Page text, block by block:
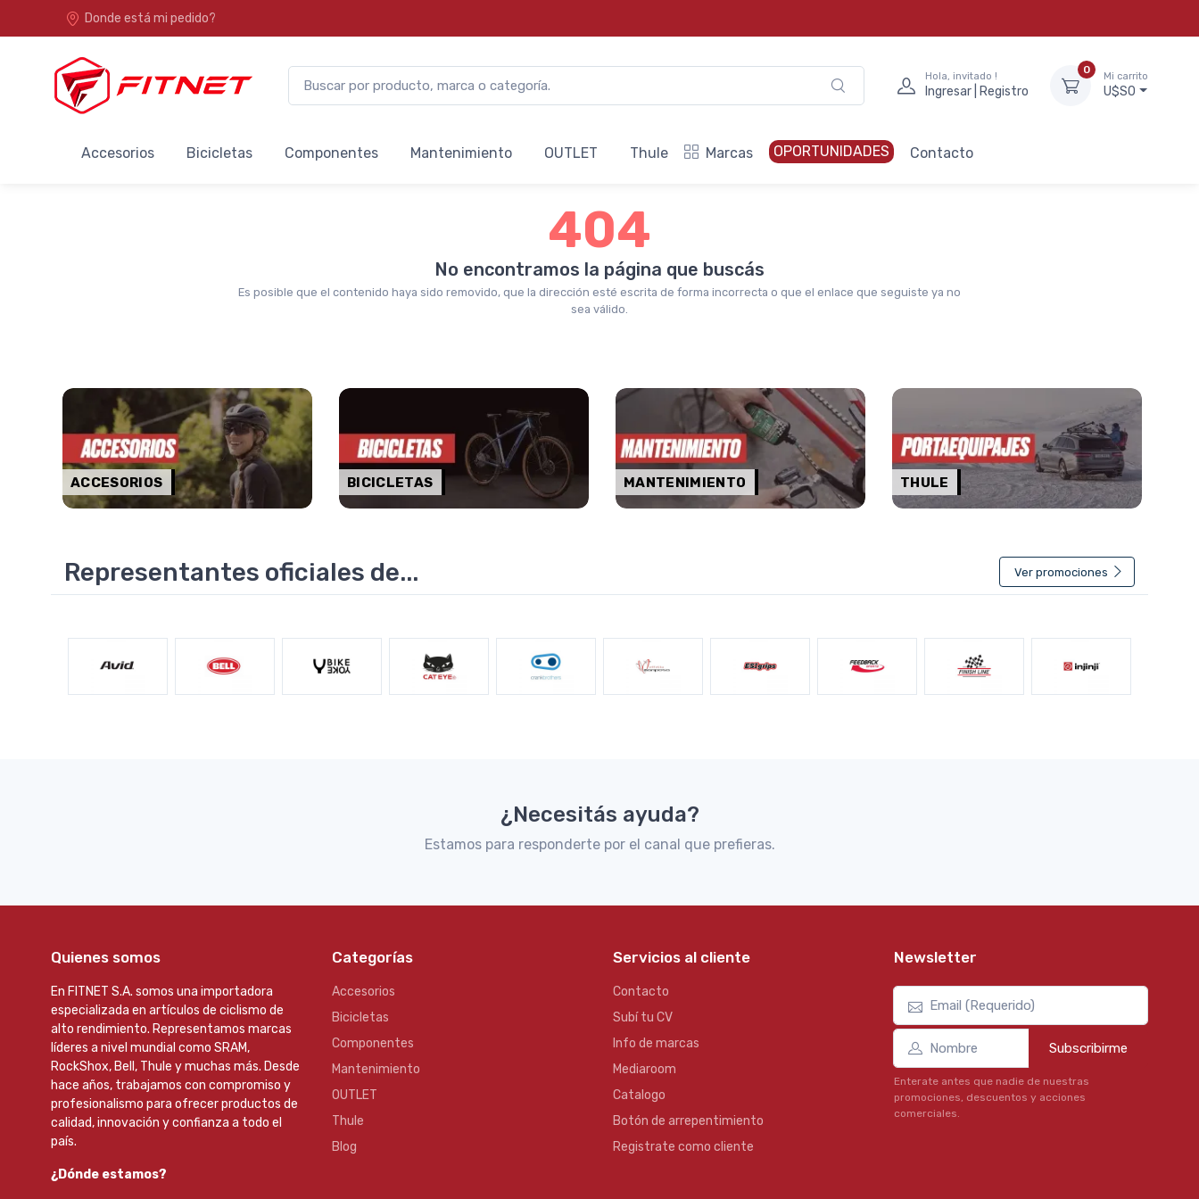
Donde está mi pedido?
Hola, invitado !
Ingresar | Registro
0
Mi carrito
U$S0
Accesorios Bicicletas Componentes Mantenimiento OUTLET Thule Marcas OPORTUNIDADES Contacto
404
No encontramos la página que buscás
Es posible que el contenido haya sido removido, que la dirección esté escrita de forma incorrecta o que el enlace que seguiste ya no
sea válido.
ACCESORIOS BICICLETAS MANTENIMIENTO THULE
Representantes oficiales de... Ver promociones
¿Necesitás ayuda?
Estamos para responderte por el canal que prefieras.
Quienes somos
En FITNET S.A. somos una importadora
especializada en artículos de ciclismo de
alto rendimiento. Representamos marcas
líderes a nivel mundial como SRAM,
RockShox, Bell, Thule y muchas más. Desde
hace años, trabajamos con compromiso y
profesionalismo para ofrecer productos de
calidad, innovación y confianza a todo el
país.
¿Dónde estamos?
Categorías
Accesorios
Bicicletas
Componentes
Mantenimiento
OUTLET
Thule
Blog
Servicios al cliente
Contacto
Subí tu CV
Info de marcas
Mediaroom
Catalogo
Botón de arrepentimiento
Registrate como cliente
Newsletter
Subscribirme
Enterate antes que nadie de nuestras
promociones, descuentos y acciones
comerciales.